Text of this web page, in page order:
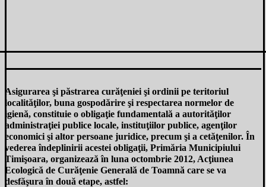
Asigurarea şi păstrarea curăţeniei şi ordinii pe teritoriul
localităţilor, buna gospodărire şi respectarea normelor de
igienă, constituie o obligaţie fundamentală a autorităţilor
administraţiei publice locale, instituţiilor publice, agenţilor
economici şi altor persoane juridice, precum şi a cetăţenilor. În
vederea îndeplinirii acestei obligaţii, Primăria Municipiului
Timişoara, organizează în luna octombrie 2012, Acţiunea
Ecologică de Curăţenie Generală de Toamnă care se va
desfăşura în două etape, astfel: